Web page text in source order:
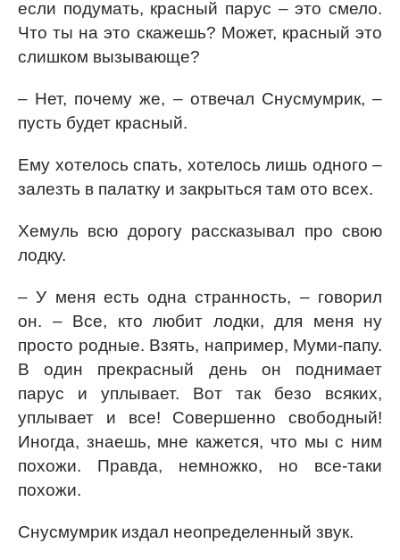
если подумать, красный парус – это смело.
Что ты на это скажешь? Может, красный это
слишком вызывающе?
– Нет, почему же, – отвечал Снусмумрик, –
пусть будет красный.
Ему хотелось спать, хотелось лишь одного –
залезть в палатку и закрыться там ото всех.
Хемуль всю дорогу рассказывал про свою
лодку.
– У меня есть одна странность, – говорил
он. – Все, кто любит лодки, для меня ну
просто родные. Взять, например, Муми-папу.
В один прекрасный день он поднимает
парус и уплывает. Вот так безо всяких,
уплывает и все! Совершенно свободный!
Иногда, знаешь, мне кажется, что мы с ним
похожи. Правда, немножко, но все-таки
похожи.
Снусмумрик издал неопределенный звук.